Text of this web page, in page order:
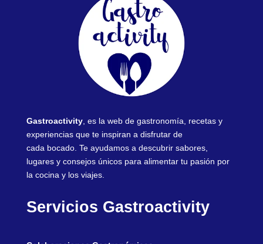
Gastroactivity, es la web de gastronomía, recetas y
experiencias que te inspiran a disfrutar de
cada bocado. Te ayudamos a descubrir sabores,
lugares y consejos únicos para alimentar tu pasión por
la cocina y los viajes.
Servicios Gastroactivity